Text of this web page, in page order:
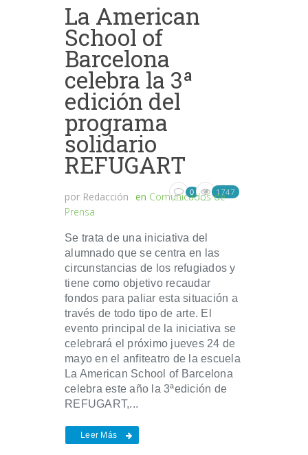
La American
School of
Barcelona
celebra la 3ª
edición del
programa
solidario
REFUGART
por Redacción en Comunicados de
Prensa
0 1747
Se trata de una iniciativa del
alumnado que se centra en las
circunstancias de los refugiados y
tiene como objetivo recaudar
fondos para paliar esta situación a
través de todo tipo de arte. El
evento principal de la iniciativa se
celebrará el próximo jueves 24 de
mayo en el anfiteatro de la escuela
La American School of Barcelona
celebra este año la 3ªedición de
REFUGART,...
Leer Más